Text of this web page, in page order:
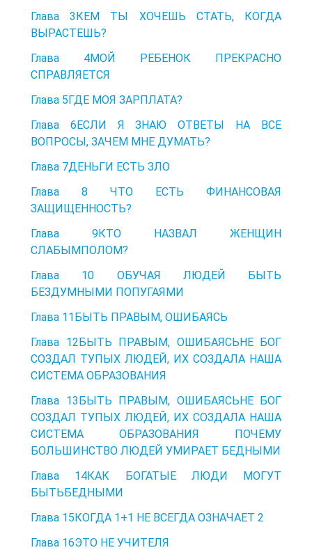
Глава 3КЕМ ТЫ ХОЧЕШЬ СТАТЬ, КОГДА
ВЫРАСТЕШЬ?
Глава 4МОЙ РЕБЕНОК ПРЕКРАСНО
СПРАВЛЯЕТСЯ
Глава 5ГДЕ МОЯ ЗАРПЛАТА?
Глава 6ЕСЛИ Я ЗНАЮ ОТВЕТЫ НА ВСЕ
ВОПРОСЫ, ЗАЧЕМ МНЕ ДУМАТЬ?
Глава 7ДЕНЬГИ ЕСТЬ ЗЛО
Глава 8 ЧТО ЕСТЬ ФИНАНСОВАЯ
ЗАЩИЩЕННОСТЬ?
Глава 9КТО НАЗВАЛ ЖЕНЩИН
СЛАБЫМПОЛОМ?
Глава 10 ОБУЧАЯ ЛЮДЕЙ БЫТЬ
БЕЗДУМНЫМИ ПОПУГАЯМИ
Глава 11БЫТЬ ПРАВЫМ, ОШИБАЯСЬ
Глава 12БЫТЬ ПРАВЫМ, ОШИБАЯСЬНЕ БОГ
СОЗДАЛ ТУПЫХ ЛЮДЕЙ, ИХ СОЗДАЛА НАША
СИСТЕМА ОБРАЗОВАНИЯ
Глава 13БЫТЬ ПРАВЫМ, ОШИБАЯСЬНЕ БОГ
СОЗДАЛ ТУПЫХ ЛЮДЕЙ, ИХ СОЗДАЛА НАША
СИСТЕМА ОБРАЗОВАНИЯ ПОЧЕМУ
БОЛЬШИНСТВО ЛЮДЕЙ УМИРАЕТ БЕДНЫМИ
Глава 14КАК БОГАТЫЕ ЛЮДИ МОГУТ
БЫТЬБЕДНЫМИ
Глава 15КОГДА 1+1 НЕ ВСЕГДА ОЗНАЧАЕТ 2
Глава 16ЭТО НЕ УЧИТЕЛЯ